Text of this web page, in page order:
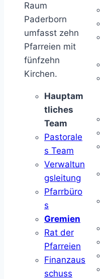
Raum
Paderborn
umfasst zehn
Pfarreien mit
fünfzehn
Kirchen.
Hauptam
tliches
Team
Pastorale
s Team
Verwaltun
gsleitung
Pfarrbüro
s
Gremien
Rat der
Pfarreien
Finanzaus
schuss